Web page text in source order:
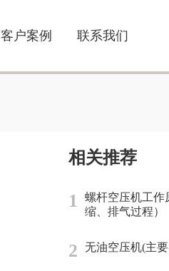
客户案例 联系我们
相关推荐
1
螺杆空压机工作
缩、排气过程）
2 无油空压机(主